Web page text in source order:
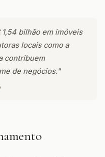
bilhão em imóveis
locais como a
contribuem
de negócios."